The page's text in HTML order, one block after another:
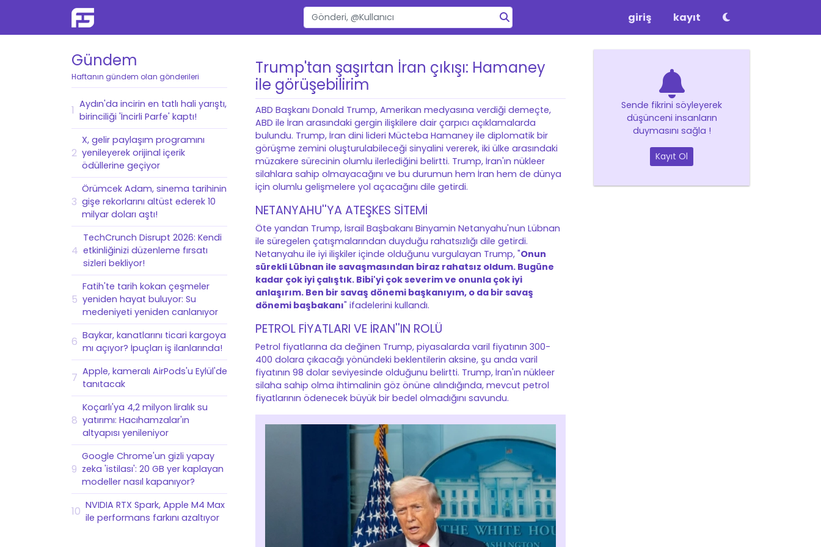
giriş kayıt
Gündem
Haftanın gündem olan gönderileri
1 Aydın'da incirin en tatlı hali yarıştı,
birinciliği 'İncirli Parfe' kaptı!
2
X, gelir paylaşım programını
yenileyerek orijinal içerik
ödüllerine geçiyor
3
Örümcek Adam, sinema tarihinin
gişe rekorlarını altüst ederek 10
milyar doları aştı!
4
TechCrunch Disrupt 2026: Kendi
etkinliğinizi düzenleme fırsatı
sizleri bekliyor!
5
Fatih'te tarih kokan çeşmeler
yeniden hayat buluyor: Su
medeniyeti yeniden canlanıyor
6 Baykar, kanatlarını ticari kargoya
mı açıyor? İpuçları iş ilanlarında!
7 Apple, kameralı AirPods'u Eylül'de
tanıtacak
8
Koçarlı'ya 4,2 milyon liralık su
yatırımı: Hacıhamzalar'ın
altyapısı yenileniyor
9
Google Chrome'un gizli yapay
zeka 'istilası': 20 GB yer kaplayan
modeller nasıl kapanıyor?
10 NVIDIA RTX Spark, Apple M4 Max
ile performans farkını azaltıyor
Trump'tan şaşırtan İran çıkışı: Hamaney
ile görüşebilirim
ABD Başkanı Donald Trump, Amerikan medyasına verdiği demeçte,
ABD ile İran arasındaki gergin ilişkilere dair çarpıcı açıklamalarda
bulundu. Trump, İran dini lideri Mücteba Hamaney ile diplomatik bir
görüşme zemini oluşturulabileceği sinyalini vererek, iki ülke arasındaki
müzakere sürecinin olumlu ilerlediğini belirtti. Trump, İran'ın nükleer
silahlara sahip olmayacağını ve bu durumun hem İran hem de dünya
için olumlu gelişmelere yol açacağını dile getirdi.
NETANYAHU''YA ATEŞKES SİTEMİ
Öte yandan Trump, İsrail Başbakanı Binyamin Netanyahu'nun Lübnan
ile süregelen çatışmalarından duyduğu rahatsızlığı dile getirdi.
Netanyahu ile iyi ilişkiler içinde olduğunu vurgulayan Trump, "Onun
sürekli Lübnan ile savaşmasından biraz rahatsız oldum. Bugüne
kadar çok iyi çalıştık. Bibi'yi çok severim ve onunla çok iyi
anlaşırım. Ben bir savaş dönemi başkanıyım, o da bir savaş
dönemi başbakanı" ifadelerini kullandı.
PETROL FİYATLARI VE İRAN''IN ROLÜ
Petrol fiyatlarına da değinen Trump, piyasalarda varil fiyatının 300-
400 dolara çıkacağı yönündeki beklentilerin aksine, şu anda varil
fiyatının 98 dolar seviyesinde olduğunu belirtti. Trump, İran'ın nükleer
silaha sahip olma ihtimalinin göz önüne alındığında, mevcut petrol
fiyatlarının ödenecek büyük bir bedel olmadığını savundu.
Sende fikrini söyleyerek
düşünceni insanların
duymasını sağla !
Kayıt Ol